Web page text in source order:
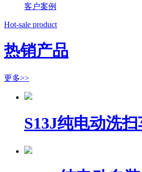
客户案例
Hot-sale product
热销产品
更多>>
S13J纯电动洗扫